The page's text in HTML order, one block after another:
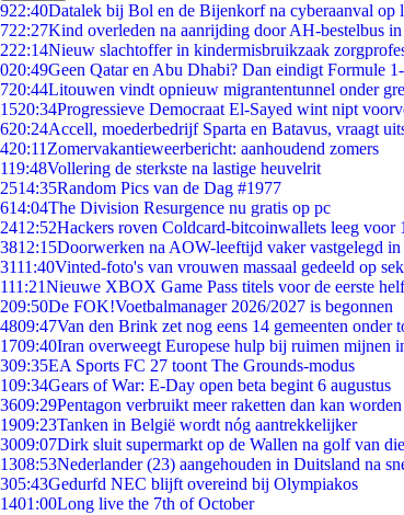
922:40Datalek bij Bol en de Bijenkorf na cyberaanval op
722:27Kind overleden na aanrijding door AH-bestelbus
222:14Nieuw slachtoffer in kindermisbruikzaak
020:49Geen Qatar en Abu Dhabi? Dan eindigt Formule
720:44Litouwen vindt opnieuw migrantentunnel onder
1520:34Progressieve Democraat El-Sayed wint nipt
620:24Accell, moederbedrijf Sparta en Batavus, vraagt
420:11 Zomervakantieweerbericht: aanhoudend zomers
119:48Vollering de sterkste na lastige heuvelrit
2514:35Random Pics van de Dag #1977
614:04The Division Resurgence nu gratis op pc
2412:52Hackers roven Coldcard-bitcoinwallets leeg voor
3812:15Doorwerken na AOW-leeftijd vaker vastgelegd
3111:40Vinted-foto's van vrouwen massaal gedeeld op
111:21Nieuwe XBOX Game Pass titels voor de eerste
209:50De FOK!Voetbalmanager 2026/2027 is begonnen
4809:47Van den Brink zet nog eens 14 gemeenten onder
1709:40Iran overweegt Europese hulp bij ruimen mijnen
309:35EA Sports FC 27 toont The Grounds-modus
109:34Gears of War: E-Day open beta begint 6 augustus
3609:29Pentagon verbruikt meer raketten dan kan
1909:23Tanken in België wordt nóg aantrekkelijker
3009:07Dirk sluit supermarkt op de Wallen na golf van
1308:53Nederlander (23) aangehouden in Duitsland na
305:43Gedurfd NEC blijft overeind bij Olympiakos
1401:00Long live the 7th of October